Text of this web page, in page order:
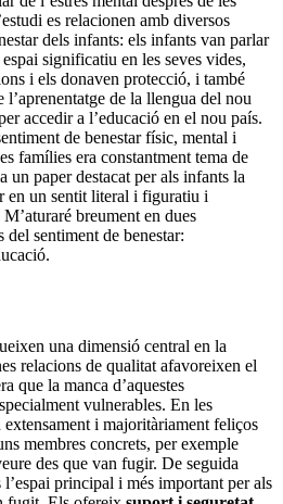
es relacionen amb diversos
dels infants: els infants van parlar
significatiu en les seves vides,
i els donaven protecció, i també
l’aprenentatge de la llengua del nou
accedir a l’educació en el nou país.
de benestar físic, mental i
famílies era constantment tema de
un paper destacat per als infants la
en un sentit literal i figuratiu i
breument en dues
sentiment de benestar:
una dimensió central en la
relacions de qualitat afavoreixen el
que la manca d’aquestes
vulnerables. En les
i majoritàriament feliços
membres concrets, per exemple
des que van fugir. De seguida
principal i més important per als